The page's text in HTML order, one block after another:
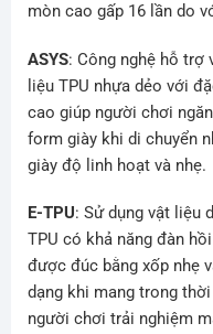
mòn cao gấp 16 lần do
ASYS: Công nghệ hỗ trợ
liệu TPU nhựa dẻo với
cao giúp người chơi
form giày khi di chuyển
giày độ linh hoạt và nhẹ.
E-TPU: Sử dụng vật liệu
TPU có khả năng đàn
được đúc bằng xốp nhẹ
dạng khi mang trong
người chơi trải nghiệm